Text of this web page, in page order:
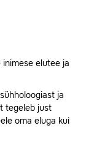
elutee ja
ja
tegeleb just
oma eluga kui